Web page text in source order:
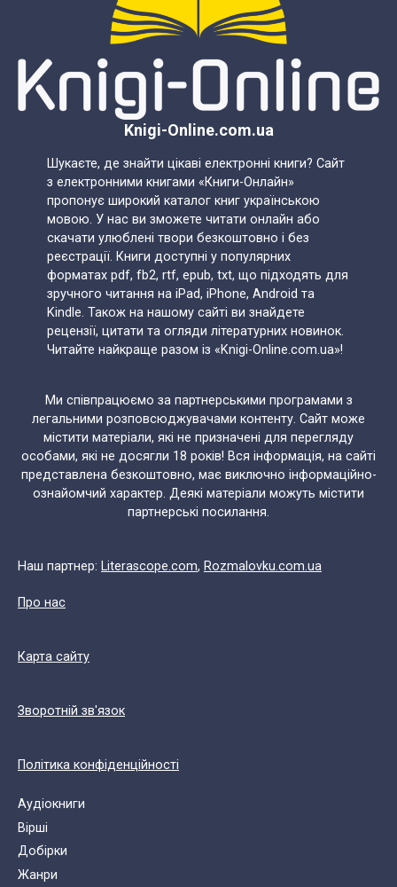
Knigi-Online.com.ua
Шукаєте, де знайти цікаві електронні книги? Сайт
з електронними книгами «Книги-Онлайн»
пропонує широкий каталог книг українською
мовою. У нас ви зможете читати онлайн або
скачати улюблені твори безкоштовно і без
реєстрації. Книги доступні у популярних
форматах pdf, fb2, rtf, epub, txt, що підходять для
зручного читання на iPad, iPhone, Android та
Kindle. Також на нашому сайті ви знайдете
рецензії, цитати та огляди літературних новинок.
Читайте найкраще разом із «Knigi-Online.com.ua»!
Ми співпрацюємо за партнерськими програмами з
легальними розповсюджувачами контенту. Сайт може
містити матеріали, які не призначені для перегляду
особами, які не досягли 18 років! Вся інформація, на сайті
представлена безкоштовно, має виключно інформаційно-
ознайомчий характер. Деякі матеріали можуть містити
партнерські посилання.
Наш партнер: Literascope.com, Rozmalovku.com.ua
Про нас
Карта сайту
Зворотній зв'язок
Політика конфіденційності
Аудіокниги
Вірші
Добірки
Жанри